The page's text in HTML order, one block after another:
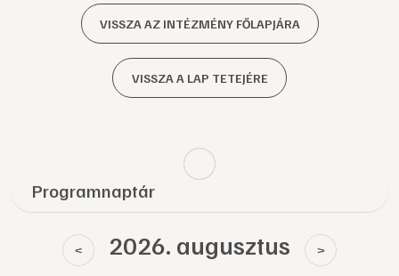
VISSZA AZ INTÉZMÉNY FŐLAPJÁRA
VISSZA A LAP TETEJÉRE
Programnaptár
< 2026. augusztus >